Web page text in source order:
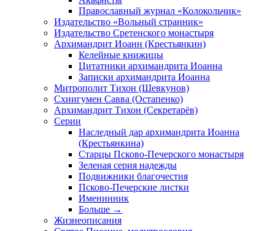
Православный журнал «Колокольчик»
Издательство «Вольный странник»
Издательство Сретенского монастыря
Архимандрит Иоанн (Крестьянкин)
Келейные книжицы
Цитатники архимандрита Иоанна
Записки архимандрита Иоанна
Митрополит Тихон (Шевкунов)
Схиигумен Савва (Остапенко)
Архимандрит Тихон (Секретарёв)
Серии
Наследный дар архимандрита Иоанна
(Крестьянкина)
Старцы Псково-Печерского монастыря
Зеленая серия надежды
Подвижники благочестия
Псково-Печерские листки
Именинник
Больше →
Жизнеописания